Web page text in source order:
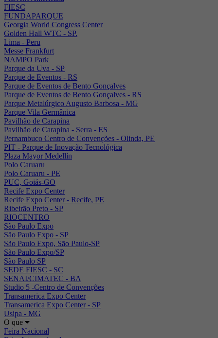
FIESC
FUNDAPARQUE
Georgia World Congress Center
Golden Hall WTC - SP.
Lima - Peru
Messe Frankfurt
NAMPO Park
Parque da Uva - SP
Parque de Eventos - RS
Parque de Eventos de Bento Gonçalves
Parque de Eventos de Bento Gonçalves - RS
Parque Metalúrgico Augusto Barbosa - MG
Parque Vila Germânica
Pavilhão de Carapina
Pavilhão de Carapina - Serra - ES
Pernambuco Centro de Convenções - Olinda, PE
PIT - Parque de Inovação Tecnológica
Plaza Mayor Medellín
Polo Caruaru
Polo Caruaru - PE
PUC, Goiás-GO
Recife Expo Center
Recife Expo Center - Recife, PE
Ribeirão Preto - SP
RIOCENTRO
São Paulo Expo
São Paulo Expo - SP
São Paulo Expo, São Paulo-SP
São Paulo Expo/SP
São Paulo SP
SEDE FIESC - SC
SENAI/CIMATEC - BA
Studio 5 -Centro de Convenções
Transamerica Expo Center
Transamerica Expo Center - SP
Usipa - MG
O que
Feira Nacional